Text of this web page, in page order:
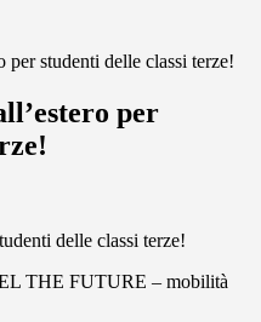
per studenti delle classi terze!
per
delle classi terze!
THE FUTURE – mobilità